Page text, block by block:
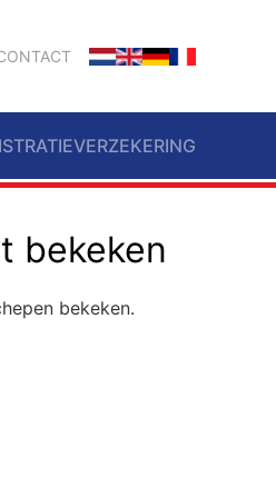
VERZEKERING
bekeken
bekeken.